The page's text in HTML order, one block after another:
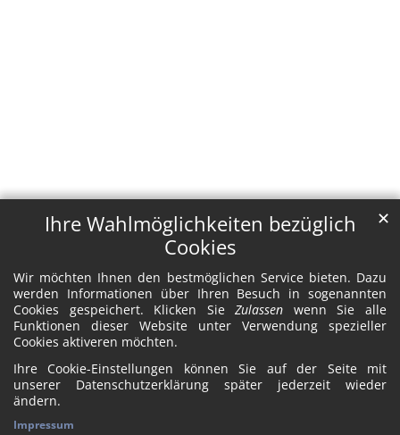
Ihre Wahlmöglichkeiten bezüglich
Cookies
Wir möchten Ihnen den bestmöglichen Service bieten. Dazu
werden Informationen über Ihren Besuch in sogenannten
Cookies gespeichert. Klicken SieZulassen wenn Sie alle
Funktionen dieser Website unter Verwendung spezieller
Cookies aktiveren möchten.
Ihre Cookie-Einstellungen können Sie auf der Seite mit
unserer Datenschutzerklärung später jederzeit wieder
ändern.
✕
Impressum